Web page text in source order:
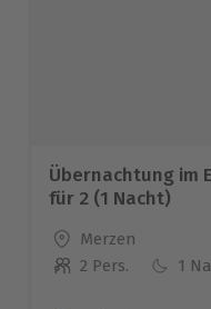
Übernachtung im
für 2 (1 Nacht)
Standort
Merzen
Anzahl der
2 Pers. 1